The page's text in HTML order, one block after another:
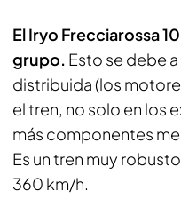
El Iryo Frecciarossa
grupo. Esto se debe
distribuida (los
el tren, no solo en los
más componentes
Es un tren muy
360 km/h.